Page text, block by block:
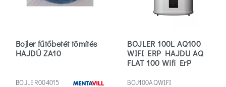
10
475
(5)
Bojler fűtőbetét tömítés
HAJDÚ ZA10
BOJLER004015
BOJLER 100L AQ100
WIFI ERP HAJDU AQ
FLAT 100 Wifi ErP
BOJ100AQWIFI